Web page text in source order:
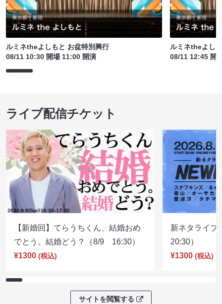
ルミネtheよしもと お盆特別興行
08/11 10:30 開場 11:00 開演
ルミネtheよし
08/11 12:45 開
ライブ配信チケット
【新婚回】てらうちくん、結婚おめ
でとう。結婚どう？（8/9 16:30）
¥1300 (税込)
新ネタライ
20:30）
¥1300 (税込)
サイトを閲覧する